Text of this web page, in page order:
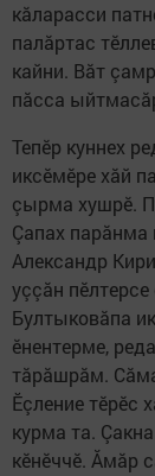
кăларасси
палăртас
кайни. Вăт
пăсса
Тепӗр куннех
иксӗмӗре хăй
çырма хушрӗ.
Çапах
Александр
уççăн
Бултыковăпа
ӗнентерме,
тăрăшрăм.
Ӗçление тӗрӗс
курма та.
кӗнӗччӗ. Ăмăр